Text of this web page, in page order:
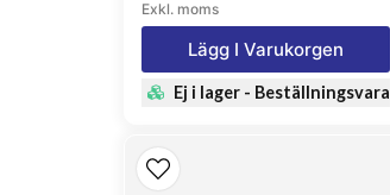
Exkl. moms
Lägg I Varukorgen
Ej i lager - Beställningsvara